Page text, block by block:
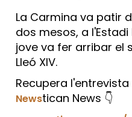
La Carmina va patir
dos mesos, a
jove va fer arribar el
Lleó XIV.
Recupera
Newstican News 👇